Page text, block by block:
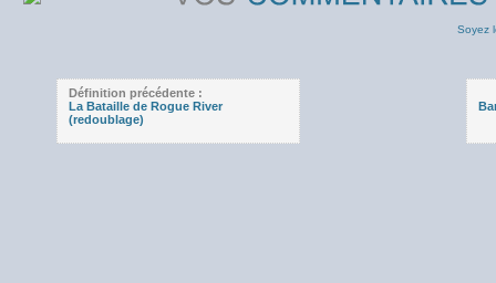
Soyez
Définition précédente :
La Bataille de Rogue River
(redoublage)